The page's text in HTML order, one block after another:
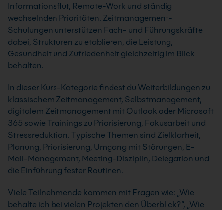
Informationsflut, Remote-Work und ständig
wechselnden Prioritäten. Zeitmanagement-
Schulungen unterstützen Fach- und Führungskräfte
dabei, Strukturen zu etablieren, die Leistung,
Gesundheit und Zufriedenheit gleichzeitig im Blick
behalten.
In dieser Kurs-Kategorie findest du Weiterbildungen zu
klassischem Zeitmanagement, Selbstmanagement,
digitalem Zeitmanagement mit Outlook oder Microsoft
365 sowie Trainings zu Priorisierung, Fokusarbeit und
Stressreduktion. Typische Themen sind Zielklarheit,
Planung, Priorisierung, Umgang mit Störungen, E-
Mail-Management, Meeting-Disziplin, Delegation und
die Einführung fester Routinen.
Viele Teilnehmende kommen mit Fragen wie: „Wie
behalte ich bei vielen Projekten den Überblick?“, „Wie